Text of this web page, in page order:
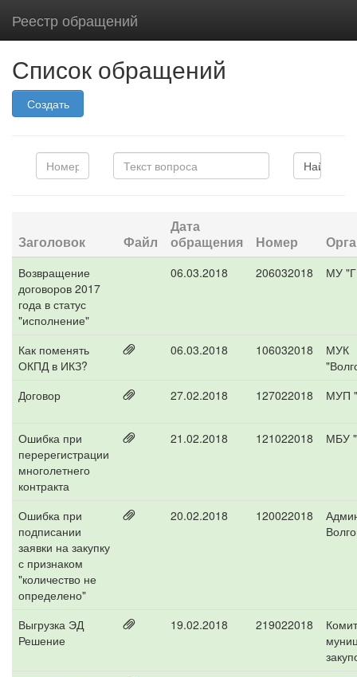
Реестр обращений
Список обращений
Создать
Заголовок Файл
Дата
обращения
Номер
Возвращение
договоров 2017
года в статус
"исполнение"
06.03.2018 206032018 МУ
Как поменять
ОКПД в ИКЗ?
06.03.2018 106032018
МУК
Договор
27.02.2018 127022018 МУП
Ошибка при
перерегистрации
многолетнего
контракта
21.02.2018 121022018 МБУ
Ошибка при
подписании
заявки на закупку
с признаком
"количество не
определено"
20.02.2018 120022018
Выгрузка ЭД
Решение
19.02.2018 219022018